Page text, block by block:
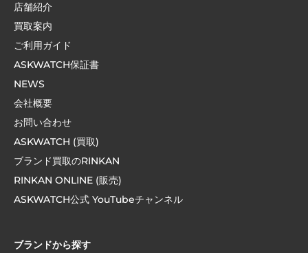
店舗紹介
買取案内
ご利用ガイド
ASKWATCH保証書
NEWS
会社概要
お問い合わせ
ASKWATCH (買取)
ブランド買取のRINKAN
RINKAN ONLINE (販売)
ASKWATCH公式 YouTubeチャンネル
ブランドから探す